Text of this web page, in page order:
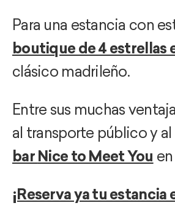
Para una estancia con
boutique de 4 estrellas
clásico madrileño.
Entre sus muchas
al transporte público y
bar Nice to Meet You
¡Reserva ya tu